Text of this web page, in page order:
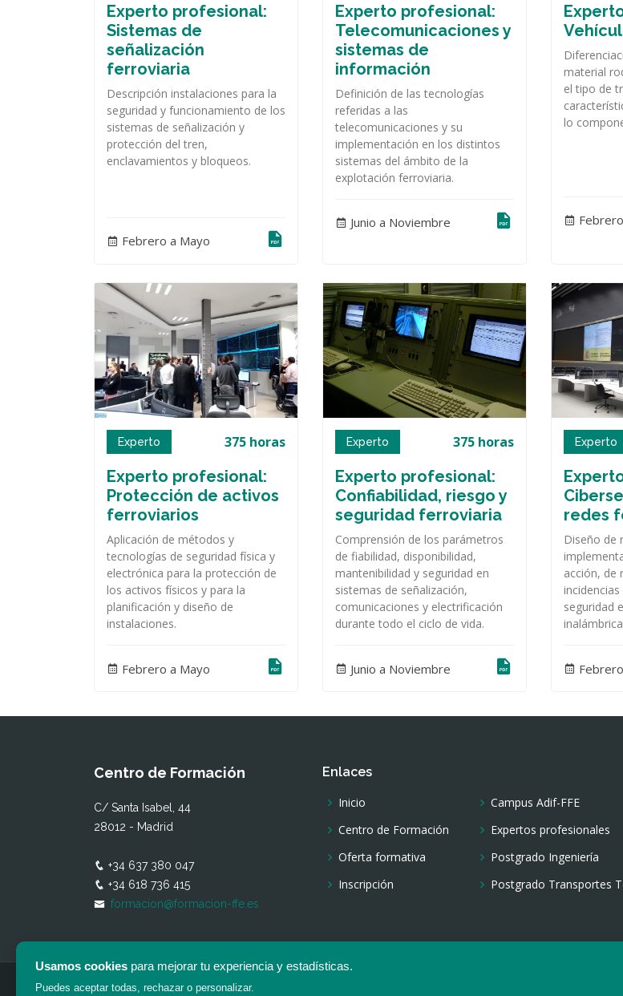
Usamos cookies para mejorar tu experiencia y estadísticas.
Puedes aceptar todas, rechazar o personalizar.
Experto profesional:
Sistemas de
señalización
ferroviaria
Descripción instalaciones para la
seguridad y funcionamiento de los
sistemas de señalización y
protección del tren,
enclavamientos y bloqueos.
Febrero a Mayo
Experto profesional:
Telecomunicaciones y
sistemas de
información
Definición de las tecnologías
referidas a las
telecomunicaciones y su
implementación en los distintos
sistemas del ámbito de la
explotación ferroviaria.
Junio a Noviembre
material
el tipo de
lo
Experto 375 horas
Experto profesional:
Protección de activos
ferroviarios
Aplicación de métodos y
tecnologías de seguridad física y
electrónica para la protección de
los activos físicos y para la
planificación y diseño de
instalaciones.
Febrero a Mayo
Experto 375 horas
Experto profesional:
Confiabilidad, riesgo y
seguridad ferroviaria
Comprensión de los parámetros
de fiabilidad, disponibilidad,
mantenibilidad y seguridad en
sistemas de señalización,
comunicaciones y electrificación
durante todo el ciclo de vida.
Junio a Noviembre
Experto
redes
Diseño de
acción, de
seguridad
Centro de Formación
C/ Santa Isabel, 44
28012 - Madrid
+34 637 380 047
+34 618 736 415
formacion@formacion-ffe.es
Enlaces
Inicio
Centro de Formación
Oferta formativa
Inscripción
Campus Adif-FFE
Expertos profesionales
Postgrado Ingeniería
Postgrado Transportes